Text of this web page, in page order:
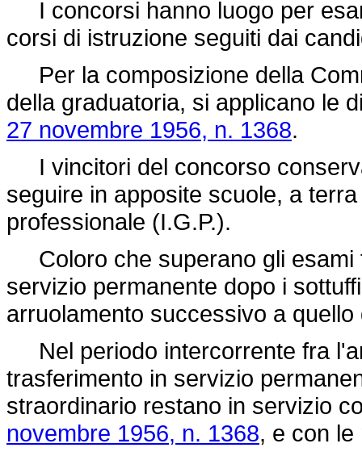
I concorsi hanno luogo per
corsi di istruzione seguiti dai
Per la composizione della
della graduatoria, si applicano le
27 novembre 1956, n. 1368.
I vincitori del concorso
seguire in apposite scuole, a
professionale (I.G.P.).
Coloro che superano gli esami
servizio permanente dopo i
arruolamento successivo a
Nel periodo intercorrente fra
trasferimento in servizio
straordinario restano in servizio
novembre 1956, n. 1368, e con le